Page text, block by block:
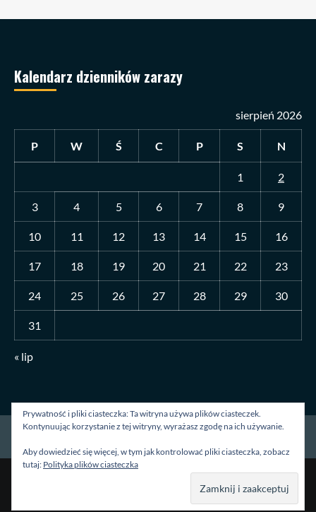
Kalendarz dzienników zarazy
sierpień 2026
P W Ś C P S N
1 2
3 4 5 6 7 8 9
10 11 12 13 14 15 16
17 18 19 20 21 22 23
24 25 26 27 28 29 30
31
« lip
Strona główna O mnie Blog Kontakt
Prywatność i pliki ciasteczka: Ta witryna używa plików ciasteczek.
Kontynuując korzystanie z tej witryny, wyrażasz zgodę na ich używanie.
Aby dowiedzieć się więcej, w tym jak kontrolować pliki ciasteczka, zobacz
tutaj: Polityka plików ciasteczka